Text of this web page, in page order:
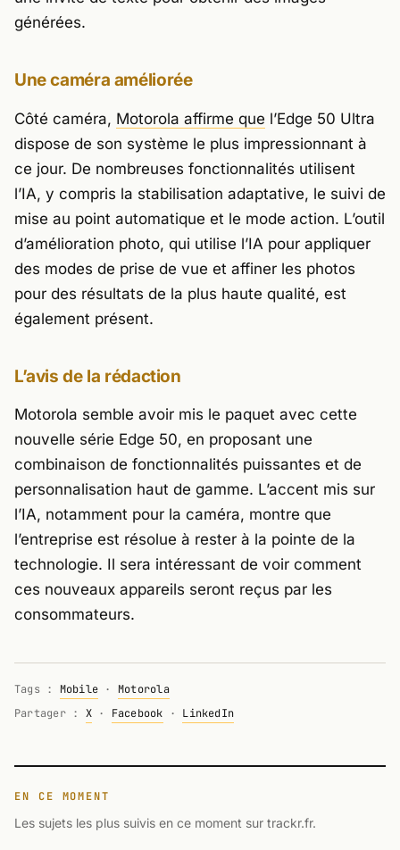
générées.
Une caméra améliorée
Côté caméra, Motorola affirme que l’Edge 50 Ultra
dispose de son système le plus impressionnant à
ce jour. De nombreuses fonctionnalités utilisent
l’IA, y compris la stabilisation adaptative, le suivi de
mise au point automatique et le mode action. L’outil
d’amélioration photo, qui utilise l’IA pour appliquer
des modes de prise de vue et affiner les photos
pour des résultats de la plus haute qualité, est
également présent.
L’avis de la rédaction
Motorola semble avoir mis le paquet avec cette
nouvelle série Edge 50, en proposant une
combinaison de fonctionnalités puissantes et de
personnalisation haut de gamme. L’accent mis sur
l’IA, notamment pour la caméra, montre que
l’entreprise est résolue à rester à la pointe de la
technologie. Il sera intéressant de voir comment
ces nouveaux appareils seront reçus par les
consommateurs.
Tags : Mobile · Motorola
Partager : X· Facebook · LinkedIn
EN CE MOMENT
Les sujets les plus suivis en ce moment sur trackr.fr.